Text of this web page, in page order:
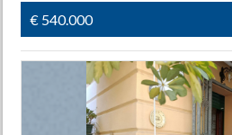
€ 540.000